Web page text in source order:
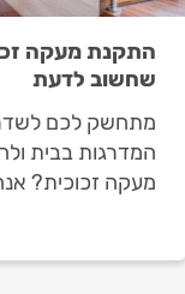
התקנת מעקה
שחשוב לדעת
מתחשק לכם
המדרגות בבית
מעקה זכוכית?
שמזמינים זגג,
מולו וכמה זה